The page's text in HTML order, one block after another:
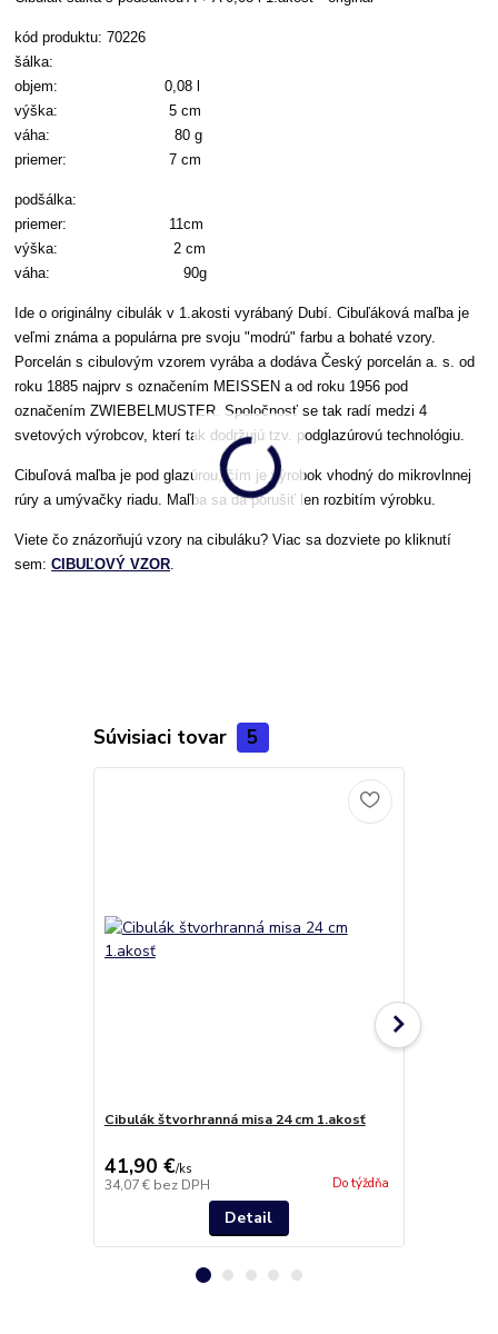
kód produktu: 70226
šálka:
objem: 0,08 l
výška: 5 cm
váha: 80 g
priemer: 7 cm
podšálka:
priemer: 11cm
výška: 2 cm
váha: 90g
Ide o originálny cibulák v 1.akosti vyrábaný Dubí. Cibuľáková maľba je
veľmi známa a populárna pre svoju "modrú" farbu a bohaté vzory.
Porcelán s cibulovým vzorem vyrába a dodáva Český porcelán a. s. od
roku 1885 najprv s označením MEISSEN a od roku 1956 pod
označením ZWIEBELMUSTER. Spoločnosť se tak radí medzi 4
svetových výrobcov, kterí tak dodržujú tzv. podglazúrovú technológiu.
Cibuľová maľba je pod glazúrou, čím je výrobok vhodný do mikrovlnnej
rúry a umývačky riadu. Maľba sa dá porušiť len rozbitím výrobku.
Viete čo znázorňujú vzory na cibuláku? Viac sa dozviete po kliknutí
sem:CIBUĽOVÝ VZOR
Súvisiaci tovar 5
Cibulák štvorhranná misa 24 cm 1.akosť
41,90 €/ks
34,07 € bez DPH Do týždňa
Detail